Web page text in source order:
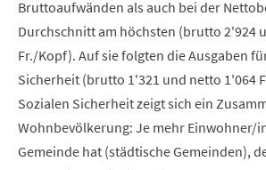
Bruttoaufwänden als auch bei der
Durchschnitt am höchsten (brutto 2'924
Fr./Kopf). Auf sie folgten die Ausgaben
Sicherheit (brutto 1'321 und netto 1'064
Sozialen Sicherheit zeigt sich ein
Wohnbevölkerung: Je mehr Einwohner/
Gemeinde hat (städtische Gemeinden),